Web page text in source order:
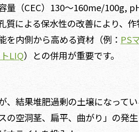
量（CEC）130～160me/100g,
質による保水性の改善により、作
を内側から高める資材（例： PS
LIQ）との併用が重要です。
、結果堆肥過剰の土壌になってい
の空洞茎、扁平、曲がり」の発生